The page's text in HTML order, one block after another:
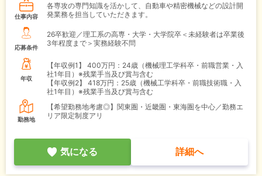
仕事内容
各専攻の専門知識を活かして、自動車や精密機械などの設計開
発業務を担当していただきます。
応募条件
26卒歓迎／理工系の高専・大学・大学院卒＜未経験者は卒業後
3年程度まで＞実務経験不問
年収
【年収例1】
400万円：24歳（機械理工学科卒・前職営業・入
社1年目）※残業手当及び賞与含む
【年収例2】
418万円：25歳（機械工学科卒・前職技術職・入
社1年目）※残業手当及び賞与含む
勤務地
【希望勤務地考慮◎】関東圏・近畿圏・東海圏を中心／勤務エ
リア限定制度アリ
気になる 詳細へ